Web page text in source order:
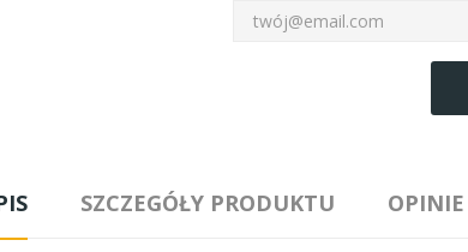
SZCZEGÓŁY PRODUKTU OPINIE